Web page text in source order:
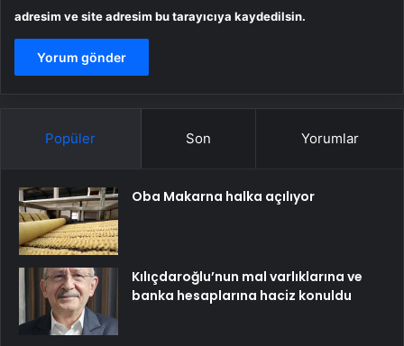
adresim ve site adresim bu tarayıcıya kaydedilsin.
Popüler Son Yorumlar
Oba Makarna halka açılıyor
Kılıçdaroğlu’nun mal varlıklarına ve
banka hesaplarına haciz konuldu